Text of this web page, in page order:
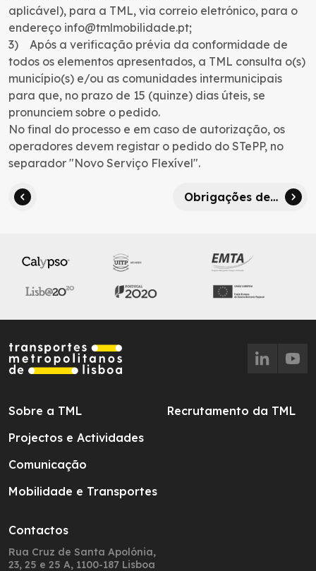
aplicável), para a TML, via correio eletrónico, para o
endereço info@tmlmobilidade.pt;
3) Após a verificação prévia da conformidade de
todos os elementos apresentados, a TML consulta o(s)
município(s) e/ou as comunidades intermunicipais
para que, no prazo de 15 (quinze) dias úteis, se
pronunciem sobre o pedido.
No final do processo e em caso de autorização, os
operadores devem registar o pedido do STePP, no
separador "Novo Serviço Flexível".
Obrigações de Publicitação
Sobre a TML
Projectos e Actividades
Comunicação
Mobilidade e Transportes
Recrutamento da TML
Contactos
Rua Cruz de Santa Apolónia,
23, 25 e 25 A, 1100-187 Lisboa